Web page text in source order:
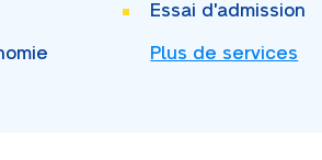
Essai d'admission
Plus de services